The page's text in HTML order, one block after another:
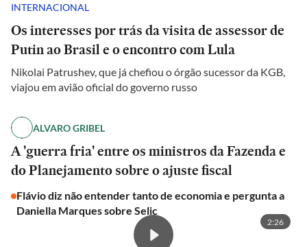
INTERNACIONAL
Os interesses por trás da visita de assessor de
Putin ao Brasil e o encontro com Lula
Nikolai Patrushev, que já chefiou o órgão sucessor da KGB,
viajou em avião oficial do governo russo
ALVARO GRIBEL
A 'guerra fria' entre os ministros da Fazenda e
do Planejamento sobre o ajuste fiscal
Flávio diz não entender tanto de economia e pergunta a
Daniella Marques sobre Selic
2:26